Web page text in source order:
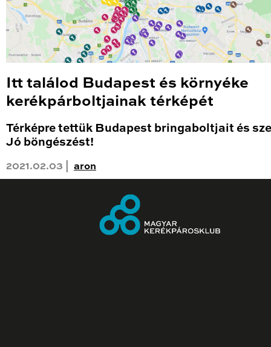
Itt találod Budapest és környéke
kerékpárboltjainak térképét
Térképre tettük Budapest bringaboltjait és
Jó böngészést!
2021.02.03 | aron